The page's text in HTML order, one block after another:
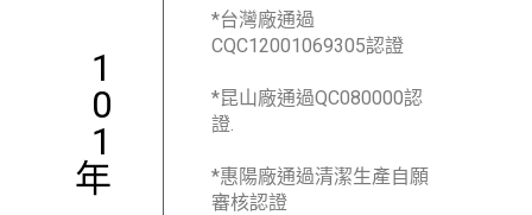
1
0
1
年
*台灣廠通過
CQC12001069305認證
*昆山廠通過QC080000認
證.
*惠陽廠通過清潔生產自願
審核認證